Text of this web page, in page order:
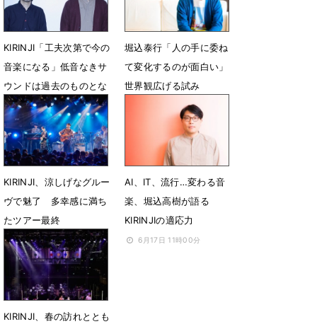
KIRINJI「工夫次第で今の
音楽になる」低音なきサ
ウンドは過去のものとな
るか
11月25日 18時00分
堀込泰行「人の手に委ね
て変化するのが面白い」
世界観広げる試み
10月10日 12時00分
KIRINJI、涼しげなグルー
ヴで魅了 多幸感に満ち
たツアー最終
8月7日 15時00分
AI、IT、流行…変わる音
楽、堀込高樹が語る
KIRINJIの適応力
6月17日 11時00分
KIRINJI、春の訪れととも